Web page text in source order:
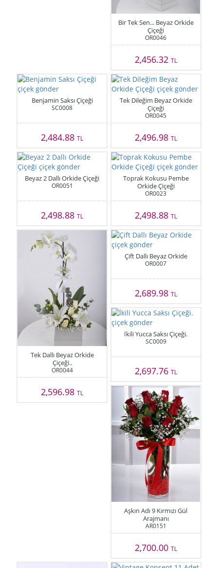
Bir Tek Sen... Beyaz Orkide
Çiçeği
OR0046
2,456.32 TL
Benjamin Saksı Çiçeği
SC0008
2,484.88TL
Tek Dileğim Beyaz Orkide
Çiçeği
OR0045
2,496.98 TL
Beyaz 2 Dallı Orkide Çiçeği
OR0051
2,498.88TL
Toprak Kokusu Pembe
Orkide Çiçeği
OR0023
2,498.88 TL
Tek Dallı Beyaz Orkide
Çiçeği..
OR0044
2,596.98TL
Çift Dallı Beyaz Orkide
OR0007
2,689.98 TL
İkili Yucca Saksı Çiçeği.
SC0009
2,697.76 TL
Aşkın Adı 9 Kırmızı Gül
Arajmanı
AR0151
2,700.00 TL